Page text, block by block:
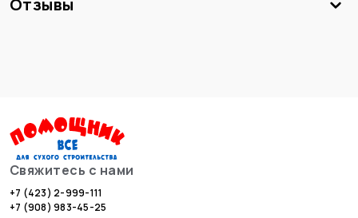
Свяжитесь с нами
+7 (423) 2-999-111
+7 (908) 983-45-25